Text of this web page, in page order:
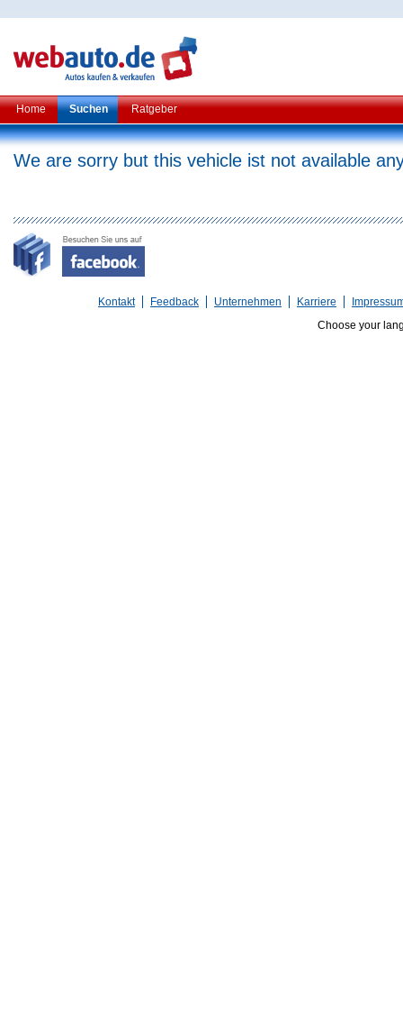
Home Suchen Ratgeber
We are sorry but this vehicle ist not available
Kontakt Feedback Unternehmen Karriere
Choose your